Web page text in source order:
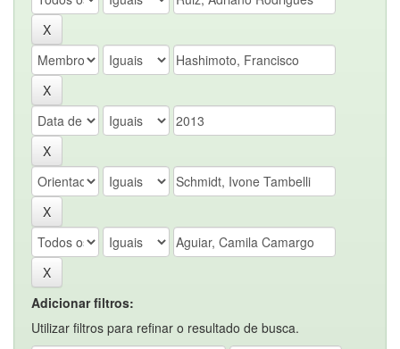
Adicionar filtros:
Utilizar filtros para refinar o resultado de busca.